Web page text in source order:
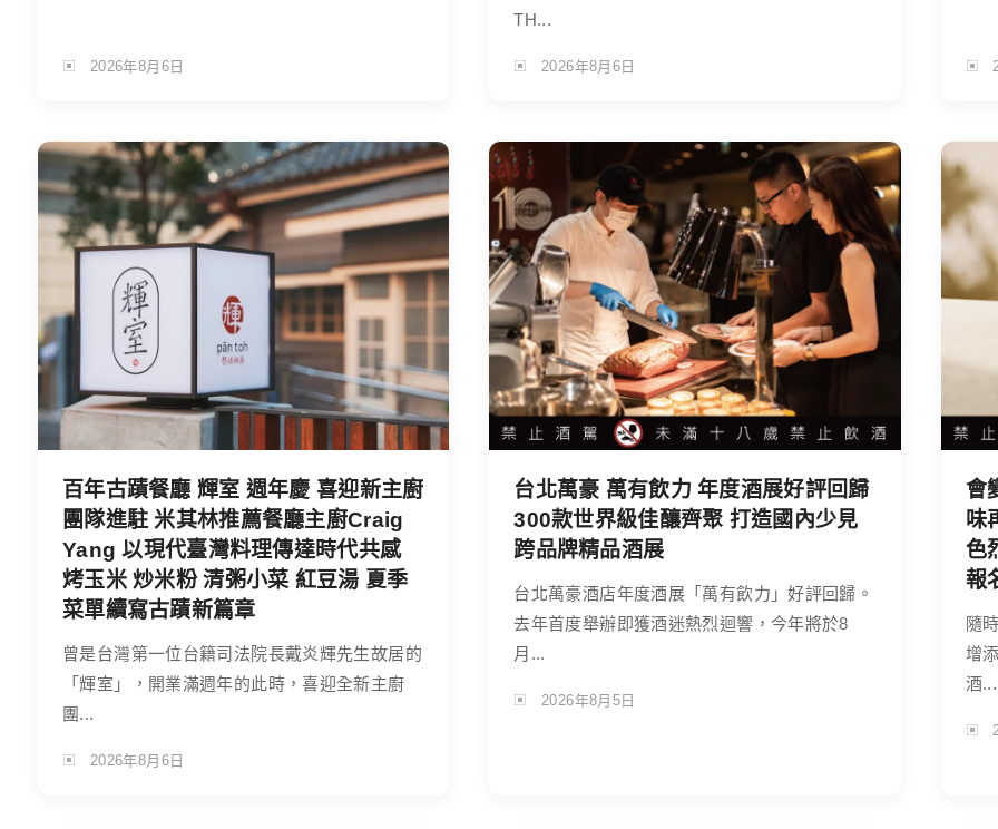
2026年8月6日
TH...
2026年8月6日
百年古蹟餐廳 輝室 週年慶 喜迎新主廚
團隊進駐 米其林推薦餐廳主廚Craig
Yang 以現代臺灣料理傳達時代共感
烤玉米 炒米粉 清粥小菜 紅豆湯 夏季
菜單續寫古蹟新篇章
曾是台灣第一位台籍司法院長戴炎輝先生故居的
「輝室」，開業滿週年的此時，喜迎全新主廚
團...
2026年8月6日
台北萬豪 萬有飲力 年度酒展好評回歸
300款世界級佳釀齊聚 打造國內少見
跨品牌精品酒展
台北萬豪酒店年度酒展「萬有飲力」好評回歸。
去年首度舉辦即獲酒迷熱烈迴響，今年將於8
月...
2026年8月5日
會
味
色
報
隨
增
酒...